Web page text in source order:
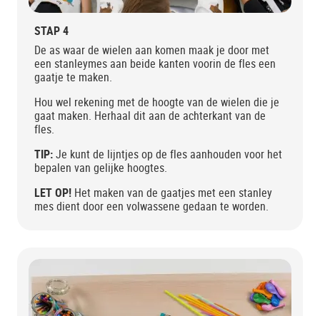
STAP 4
De as waar de wielen aan komen maak je door met
een stanleymes aan beide kanten voorin de fles een
gaatje te maken.
Hou wel rekening met de hoogte van de wielen die je
gaat maken. Herhaal dit aan de achterkant van de
fles.
TIP:Je kunt de lijntjes op de fles aanhouden voor het
bepalen van gelijke hoogtes.
LET OP! Het maken van de gaatjes met een stanley
mes dient door een volwassene gedaan te worden.